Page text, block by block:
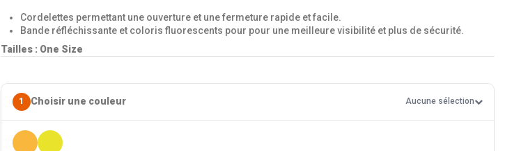
Cordelettes permettant une ouverture et une fermeture rapide et facile.
Bande réfléchissante et coloris fluorescents pour pour une meilleure visibilité et plus de sécurité.
Tailles : One Size
1 Choisir une couleur Aucune sélection